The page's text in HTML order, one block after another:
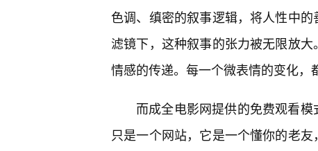
色调、缜密的叙事逻辑，将人性中
滤镜下，这种叙事的张力被无限放
情感的传递。每一个微表情的变化，
而成全电影网提供的免费观看
只是一个网站，它是一个懂你的老